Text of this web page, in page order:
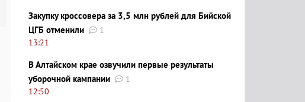
Закупку кроссовера за 3,5 млн рублей для Бийской
ЦГБ отменили
1
13:21
В Алтайском крае озвучили первые результаты
уборочной кампании
1
12:50